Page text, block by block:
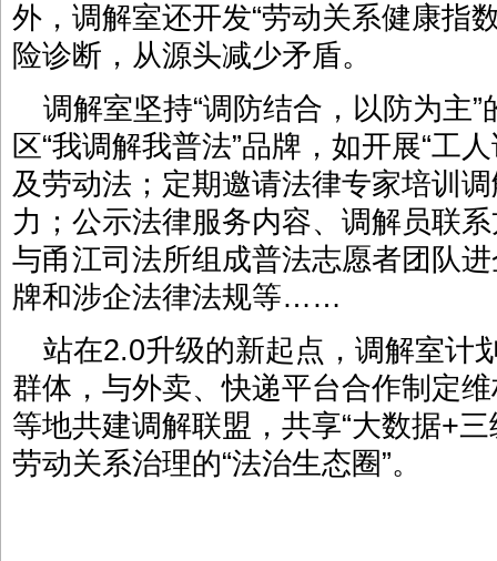
外，调解室还开发“劳动关系健康指
险诊断，从源头减少矛盾。
调解室坚持“调防结合，以防为主
区“我调解我普法”品牌，如开展“工
及劳动法；定期邀请法律专家培训
力；公示法律服务内容、调解员联
与甬江司法所组成普法志愿者团队
牌和涉企法律法规等……
站在2.0升级的新起点，调解室计
群体，与外卖、快递平台合作制定
等地共建调解联盟，共享“大数据+
劳动关系治理的“法治生态圈”。